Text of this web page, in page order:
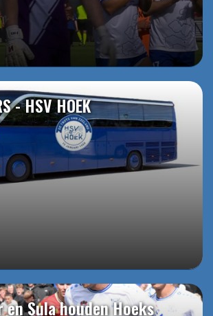
- HSV HOEK
en Sula houden Hoeks